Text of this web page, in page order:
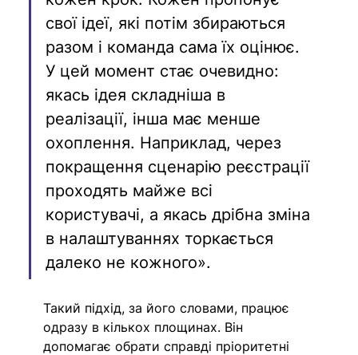
свої ідеї, які потім збираються
разом і команда сама їх оцінює.
У цей момент стає очевидно:
якась ідея складніша в
реалізації, інша має менше
охоплення. Наприклад, через
покращення сценарію реєстрації
проходять майже всі
користувачі, а якась дрібна зміна
в налаштуваннях торкається
далеко не кожного».
Такий підхід, за його словами, працює
одразу в кількох площинах. Він
допомагає обрати справді пріоритетні